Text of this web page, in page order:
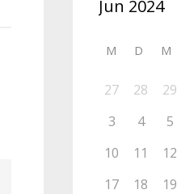
M D M
27 28 29
3
4 5
10
11 12
17
18 19